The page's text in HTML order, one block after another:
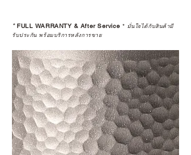
*FULL WARRANTY & After Service * มั่นใจได้กับสินค้ามี
รับประกัน พร้อมบริการหลังการขาย